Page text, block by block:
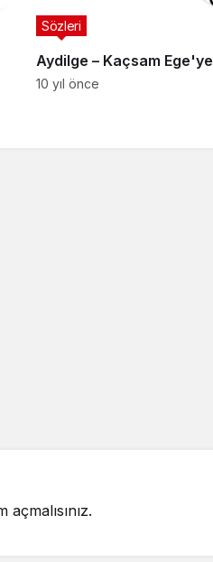
Aydilge – Kaçsam Ege'ye
Sözleri
10 yıl önce
açmalısınız.